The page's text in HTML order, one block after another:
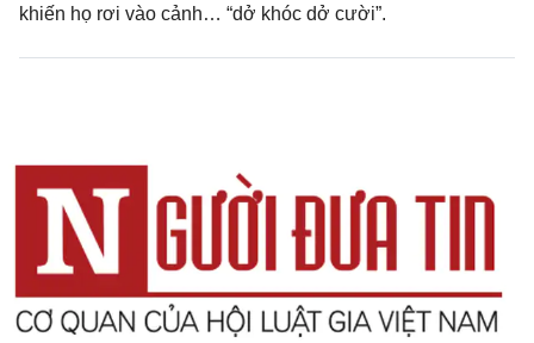
khiến họ rơi vào cảnh… “dở khóc dở cười”.